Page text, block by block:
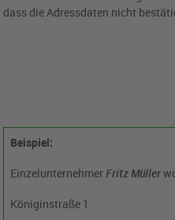
dass die Adressdaten nicht
Beispiel:
EinzelunternehmerFritz Müller
Königinstraße 1